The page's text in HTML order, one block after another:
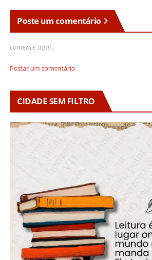
Poste um comentário
comente aqui..
Postar um comentário
CIDADE SEM FILTRO